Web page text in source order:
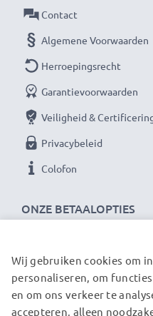
Als internationale
waar het bij
Daarom verlenen wij een
ONZE BETAALOPTIES
Contact
Algemene Voorwaarden
Herroepingsrecht
Garantievoorwaarden
Veiligheid &
Privacybeleid
Colofon
ONZE
Wij gebruiken cookies om
personaliseren, om
en om ons verkeer te
accepteren, alleen